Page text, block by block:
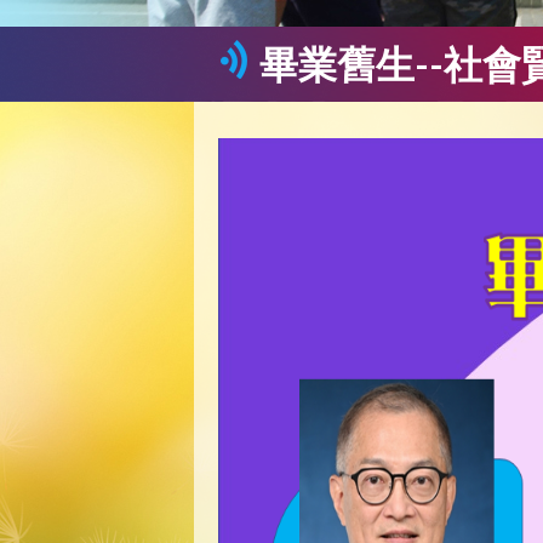
畢業舊生--社會